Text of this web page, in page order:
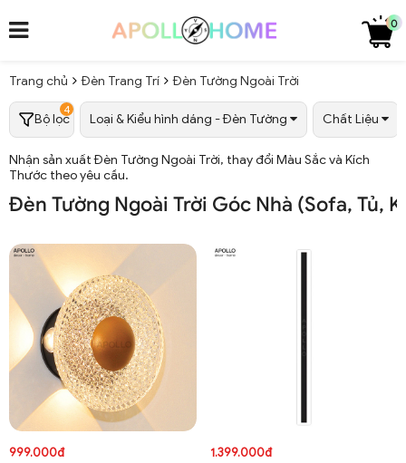
0
Trang chủ Đèn Trang Trí Đèn Tường Ngoài Trời
Bộ lọc
4
Loại & Kiểu hình dáng - Đèn Tường Chất Liệu
Nhận sản xuất Đèn Tường Ngoài Trời, thay đổi Màu Sắc và Kích
Thước theo yêu cầu.
Đèn Tường Ngoài Trời Góc Nhà (Sofa, Tủ,
999.000đ
1.399.000đ